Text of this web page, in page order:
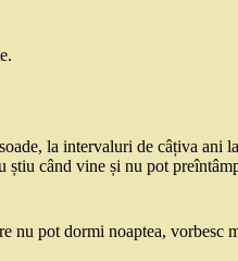
la intervaluri de câțiva ani
știu când vine și nu pot
nu pot dormi noaptea, vorbesc